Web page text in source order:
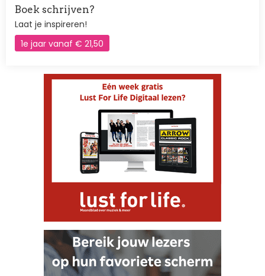
Boek schrijven?
Laat je inspireren!
1e jaar vanaf € 21,50